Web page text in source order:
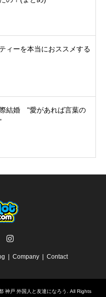
ィーを本当におススメする
結婚 "愛があれば言葉の
Company Contact
神戸 外国人と友達になろう
. All Rights